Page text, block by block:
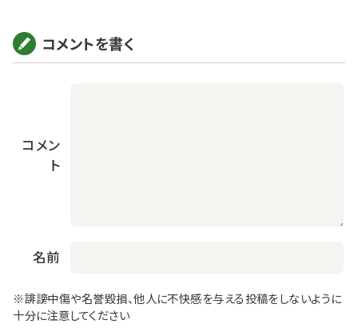
コメントを書く
コメン
ト
名前
※誹謗中傷や名誉毀損、他人に不快感を与える投稿をしないように
十分に注意してください